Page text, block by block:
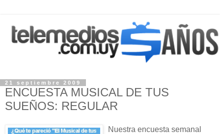
21 septiembre 2009
ENCUESTA MUSICAL DE TUS
SUEÑOS: REGULAR
Nuestra encuesta semanal